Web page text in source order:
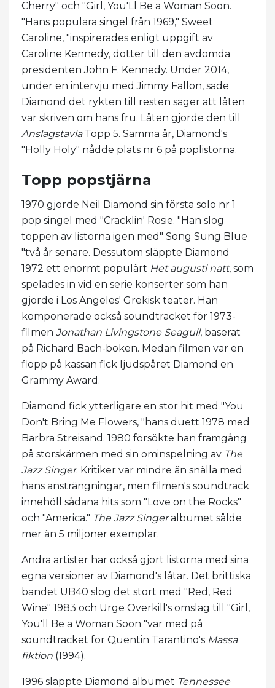
Cherry" och "Girl, You'Ll Be a Woman Soon.
"Hans populära singel från 1969," Sweet
Caroline, "inspirerades enligt uppgift av
Caroline Kennedy, dotter till den avdömda
presidenten John F. Kennedy. Under 2014,
under en intervju med Jimmy Fallon, sade
Diamond det rykten till resten säger att låten
var skriven om hans fru. Låten gjorde den till
AnslagstavlaTopp 5. Samma år, Diamond's
"Holly Holy" nådde plats nr 6 på poplistorna.
Topp popstjärna
1970 gjorde Neil Diamond sin första solo nr 1
pop singel med "Cracklin' Rosie. "Han slog
toppen av listorna igen med" Song Sung Blue
"två år senare. Dessutom släppte Diamond
1972 ett enormt populärt Het augusti natt, som
spelades in vid en serie konserter som han
gjorde i Los Angeles' Grekisk teater. Han
komponerade också soundtracket för 1973-
filmen Jonathan Livingstone Seagull, baserat
på Richard Bach-boken. Medan filmen var en
flopp på kassan fick ljudspåret Diamond en
Grammy Award.
Diamond fick ytterligare en stor hit med "You
Don't Bring Me Flowers, "hans duett 1978 med
Barbra Streisand. 1980 försökte han framgång
på storskärmen med sin ominspelning av The
Jazz Singer. Kritiker var mindre än snälla med
hans ansträngningar, men filmen's soundtrack
innehöll sådana hits som "Love on the Rocks"
och "America." The Jazz Singeralbumet sålde
mer än 5 miljoner exemplar.
Andra artister har också gjort listorna med sina
egna versioner av Diamond's låtar. Det brittiska
bandet UB40 slog det stort med "Red, Red
Wine" 1983 och Urge Overkill's omslag till "Girl,
You'll Be a Woman Soon "var med på
soundtracket för Quentin Tarantino's Massa
fiktion (1994).
1996 släppte Diamond albumet Tennessee